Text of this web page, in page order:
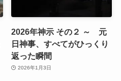
2026年神示 その２ ～ 元
日神事、すべてがひっくり
返った瞬間
2026年1月3日